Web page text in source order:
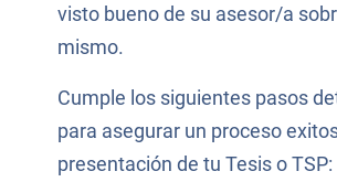
visto bueno de su asesor/a
mismo.
Cumple los siguientes pasos
para asegurar un proceso
presentación de tu Tesis o TSP: